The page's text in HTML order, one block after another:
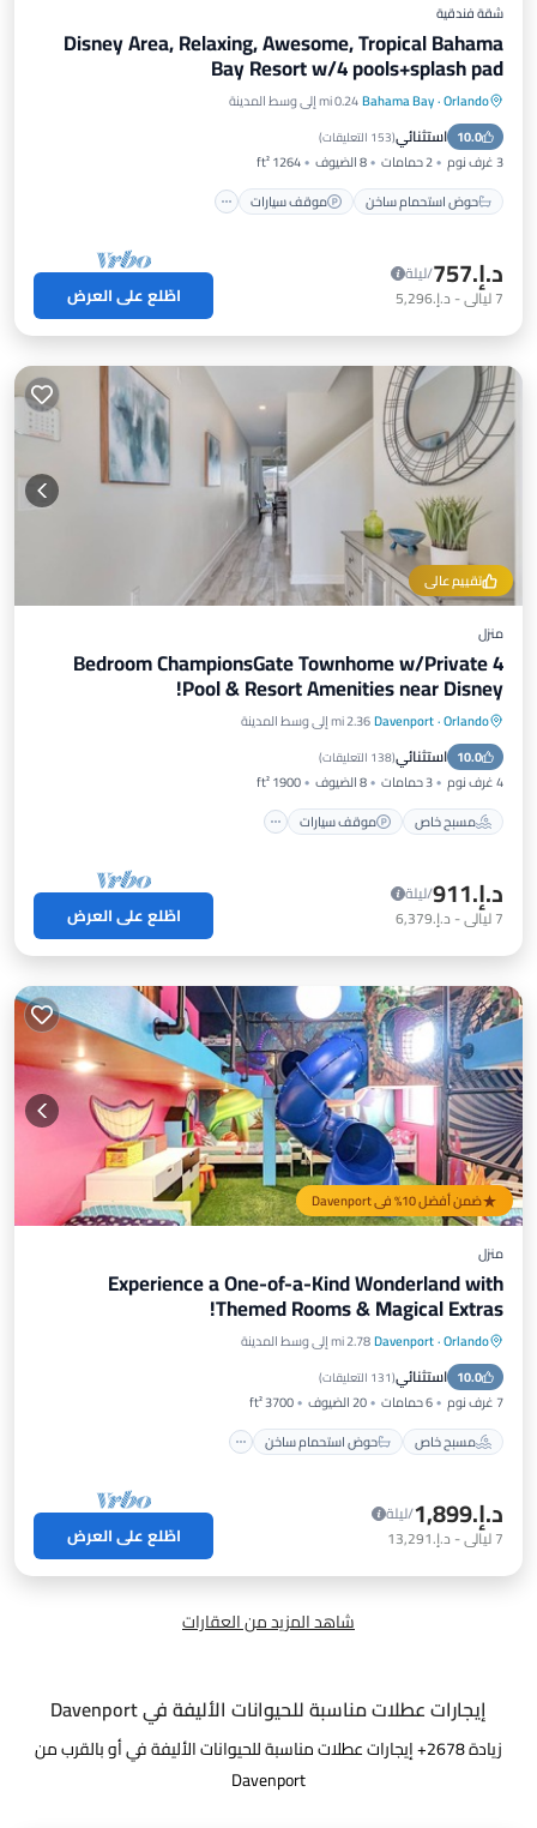
شقة فندقية
Disney Area, Relaxing, Awesome, Tropical Bahama
Bay Resort w/4 pools+splash pad
Orlando
·
Bahama Bay0.24 mi إلى وسط المدينة
10.0 استثنائي(153 التعليقات )
3 غرف نوم 2 حمامات 8 الضيوف
1264 ft²
حوض استحمام ساخن
موقف سيارات
حوض استحمام ساخن
موقف سيارات
مسبح
إطلالة على المحيط
د.إ.‏757
/ليلة
7ليالي- د.إ.‏5,296 اطّلع على العرض
تقييم عالي
منزل
4 Bedroom ChampionsGate Townhome w/Private
Pool & Resort Amenities near Disney!
Orlando
·
Davenport2.36 mi إلى وسط المدينة
10.0 استثنائي(138 التعليقات )
4 غرف نوم 3 حمامات 8 الضيوف
1900 ft²
مسبح خاص
موقف سيارات
مسبح خاص موقف سيارات
إطلالة على المحيط
د.إ.‏911
/ليلة
7ليالي- د.إ.‏6,379 اطّلع على العرض
ضمن أفضل 10% في Davenport
منزل
Experience a One-of-a-Kind Wonderland with
Themed Rooms & Magical Extras!
Orlando
·
Davenport2.78 mi إلى وسط المدينة
10.0 استثنائي(131 التعليقات )
7 غرف نوم 6 حمامات 20 الضيوف
3700 ft²
مسبح خاص
حوض استحمام ساخن
مسبح خاص حوض استحمام ساخن
موقف سيارات
د.إ.‏1,899
/ليلة
7ليالي- د.إ.‏13,291 اطّلع على العرض
شاهد المزيد من العقارات
إيجارات عطلات مناسبة للحيوانات الأليفة في Davenport
زيادة2678+ إيجارات عطلات مناسبة للحيوانات الأليفة في أو بالقرب من
Davenport